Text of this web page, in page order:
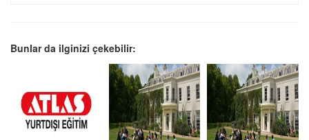
Bunlar da ilginizi çekebilir: